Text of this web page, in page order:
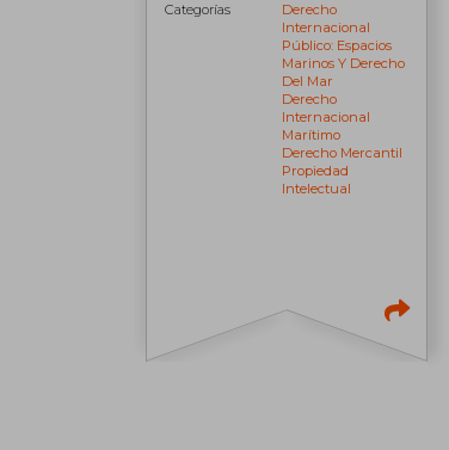
Categorías
Derecho
Internacional
Público: Espacios
Marinos Y Derecho
Del Mar
Derecho
Internacional
Marítimo
Derecho Mercantil
Propiedad
Intelectual